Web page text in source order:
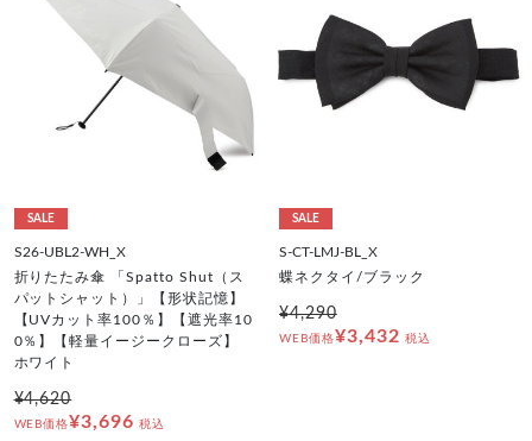
SALE
S26-UBL2-WH_X
折りたたみ傘 「Spatto Shut（ス
パットシャット）」【形状記憶】
【UVカット率100％】【遮光率10
0％】【軽量イージークローズ】
ホワイト
¥4,620
WEB価格¥3,696 税込
SALE
S-CT-LMJ-BL_X
蝶ネクタイ/ブラック
¥4,290
WEB価格¥3,432 税込